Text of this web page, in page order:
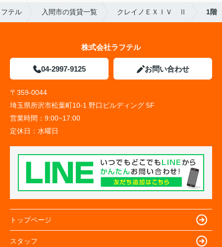
テル 入間市の賃貸一覧 クレイノＥＸＩＶ Ⅱ 1階
株式会社ラフテル
04-2997-9125 お問い合わせ
〒359-0044
埼玉県所沢市松葉町10-1 野口ビルディング 5F
営業時間： 9:00~17:00
定休日： 水曜日
トップページ
スタッフ